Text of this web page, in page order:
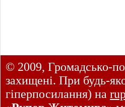
© 2009, Громадсько-
захищені. При будь-
гіперпосилання) на